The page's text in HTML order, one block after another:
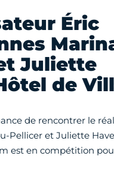
Éric
Juliette
de
de rencontrer le
Pellicer et Juliette
est en compétition